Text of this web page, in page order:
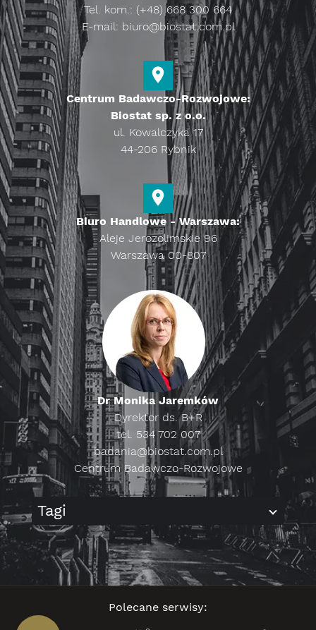
Tel. kom.: (+48) 668 300 664
E-mail: biuro@biostat.com.pl
Centrum Badawczo-Rozwojowe:
Biostat sp. z o.o.
ul. Kowalczyka 17
44-206 Rybnik
Biuro Handlowe - Warszawa:
Aleje Jerozolimskie 96
Warszawa 00-807
Dr Monika Jaremków
Dyrektor ds. B+R
tel. 534 702 007
badania@biostat.com.pl
Centrum Badawczo-Rozwojowe
Tagi
Polecane serwisy: